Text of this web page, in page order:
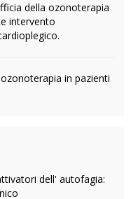
della ozonoterapia
intervento
in pazienti
dell' autofagia: